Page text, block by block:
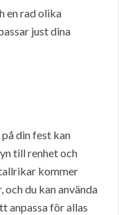
en rad olika
just dina
din fest kan
till renhet och
kommer
du kan använda
anpassa för allas